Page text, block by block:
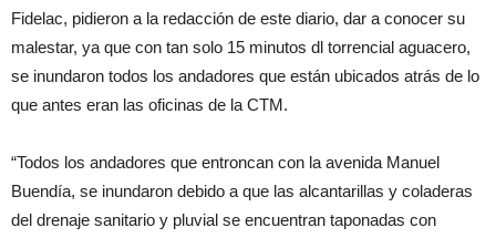
Fidelac, pidieron a la redacción de este diario, dar a conocer su
malestar, ya que con tan solo 15 minutos dl torrencial aguacero,
se inundaron todos los andadores que están ubicados atrás de lo
que antes eran las oficinas de la CTM.
“Todos los andadores que entroncan con la avenida Manuel
Buendía, se inundaron debido a que las alcantarillas y coladeras
del drenaje sanitario y pluvial se encuentran taponadas con